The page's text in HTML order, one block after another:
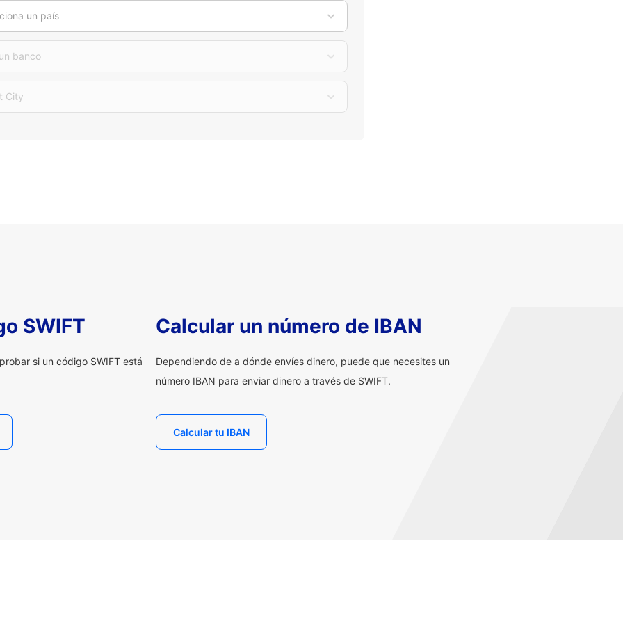
un país
banco
City
SWIFT
si un código SWIFT está
Calcular un número de IBAN
Dependiendo de a dónde envíes dinero, puede que necesites un
número IBAN para enviar dinero a través de SWIFT.
Calcular tu IBAN